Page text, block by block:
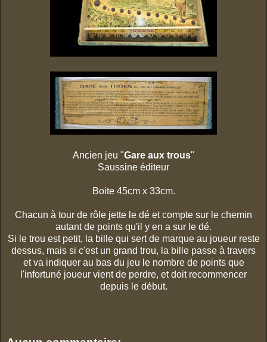
Ancien jeu "Gare aux trous"
Saussine éditeur
Boite 45cm x 33cm.
Chacun à tour de rôle jette le dé et compte sur le chemin
autant de points qu'il y en a sur le dé.
Si le trou est petit, la bille qui sert de marque au joueur reste
dessus, mais si c'est un grand trou, la bille passe à travers
et va indiquer au bas du jeu le nombre de points que
l'infortuné joueur vient de perdre, et doit recommencer
depuis le début.